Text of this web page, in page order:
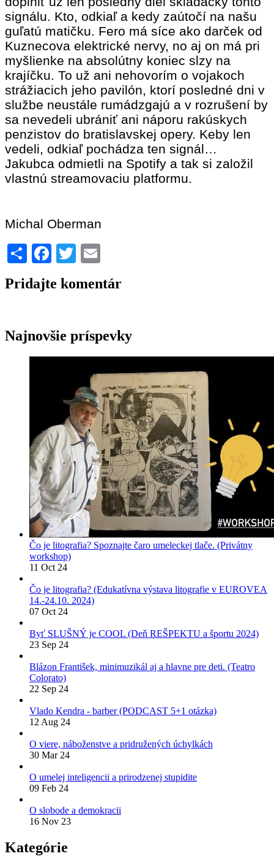
signálu. Kto, odkiaľ a kedy zaútočí na našu
guľatú matičku. Fero má síce ako darček od
Kuznecova elektrické nervy, no aj on má pri
myšlienke na absolútny koniec slzy na
krajíčku. To už ani nehovorím o vojakoch
strážiacich jeho pavilón, ktorí posledné dni v
službe neustále rumádzgajú a v rozrušení by
sa nevedeli ubrániť ani náporu rakúskych
penzistov do bratislavskej opery. Keby len
vedeli, odkiaľ pochádza ten signál…
Jakubca odmietli na Spotify a tak si založil
vlastnú streamovaciu platformu.
Michal Oberman
ShareFacebook
Twitter
Pridajte komentár
Najnovšie príspevky
Čo je litografia? Spoznajte čaro umeleckej tlače. (Privátny
workshop)
11 Oct 24
Čo je litografia? (Edukatívna výstava litografie v EUROVEA
14.-24.10. 2024)
07 Oct 24
Byť SLUŠNÝ je COOL (Deň REŠPEKTU a športu 2024)
23 Sep 24
Blázon František, minimuzikál aj a hlavne pre deti. (Teatro
Colorato)
22 Sep 24
Vlado Kendra - barber (PODCAST 5+1 otázka)
12 Aug 24
O viere, náboženstve a pridružených úchylkách
30 Mar 24
O umelej inteligencii a prirodzenej stupidite
09 Feb 24
O slobode a demokracii
16 Nov 23
Kategórie